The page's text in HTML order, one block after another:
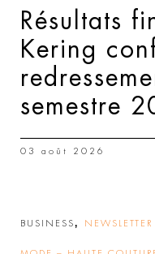
Résultats
Kering
semestre
03 août 2026
BUSINESS,